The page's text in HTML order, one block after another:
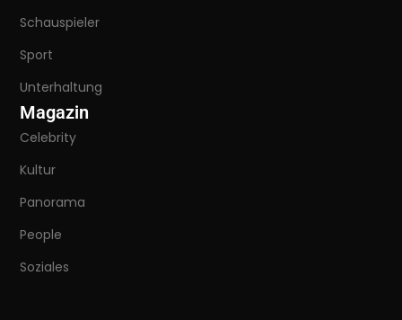
Schauspieler
Sport
Unterhaltung
Magazin
Celebrity
Kultur
Panorama
People
Soziales